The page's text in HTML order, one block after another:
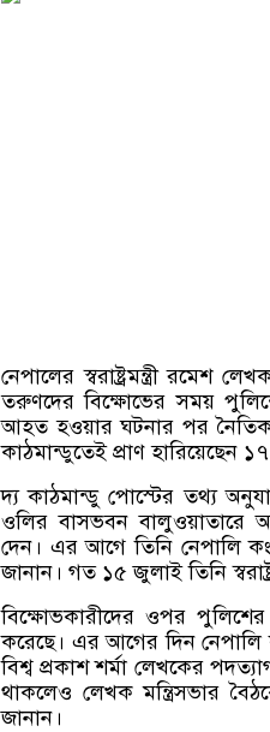
নেপালের স্বরাষ্ট্রমন্ত্রী রমেশ
তরুণদের বিক্ষোভের সময়
আহত হওয়ার ঘটনার পর নৈতিক
কাঠমান্ডুতেই প্রাণ
দ্য কাঠমান্ডু পোস্টের তথ্য
ওলির বাসভবন বালুওয়াতারে
দেন। এর আগে তিনি নেপালি
জানান। গত ১৫ জুলাই তিনি
বিক্ষোভকারীদের ওপর
করেছে। এর আগের দিন নেপালি
বিশ্ব প্রকাশ শর্মা লেখকের
থাকলেও লেখক মন্ত্রিসভার
জানান।